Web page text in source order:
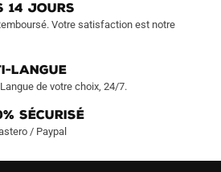
page
14 JOURS
Votre satisfaction est notre
LANGUE
de votre choix, 24/7.
Sécurisé
/ Paypal